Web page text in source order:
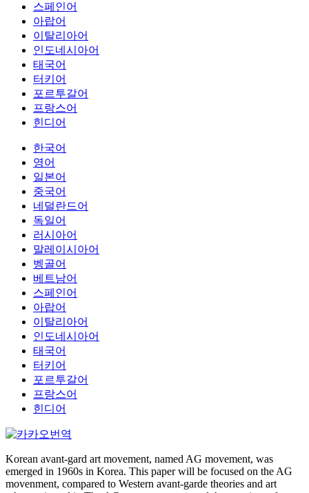
스페인어
아랍어
이탈리아어
인도네시아어
태국어
터키어
포르투갈어
프랑스어
힌디어
한국어
영어
일본어
중국어
네덜란드어
독일어
러시아어
말레이시아어
벵골어
베트남어
스페인어
아랍어
이탈리아어
인도네시아어
태국어
터키어
포르투갈어
프랑스어
힌디어
Korean avant-gard art movement, named AG movement, was
emerged in 1960s in Korea. This paper will be focused on the AG
movenment, compared to Western avant-garde theories and art